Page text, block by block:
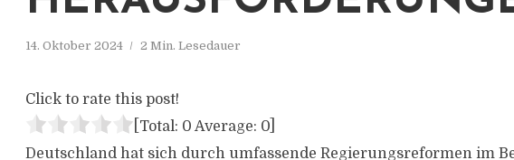
14. Oktober 2024 2 Min. Lesedauer
Click to rate this post!
[Total: 0 Average: 0
Deutschland hat sich durch umfassende Regierungsreformen im